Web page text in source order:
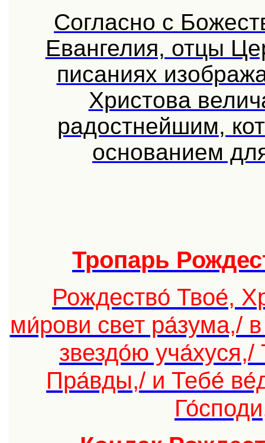
Согласно с
Евангелия, отцы
писаниях
Христова
радостнейшим,
основанием
Тропарь
Рождество́ Твое́,
ми́рови свет ра́зума,/
звездо́ю
Пра́вды,/ и Тебе́